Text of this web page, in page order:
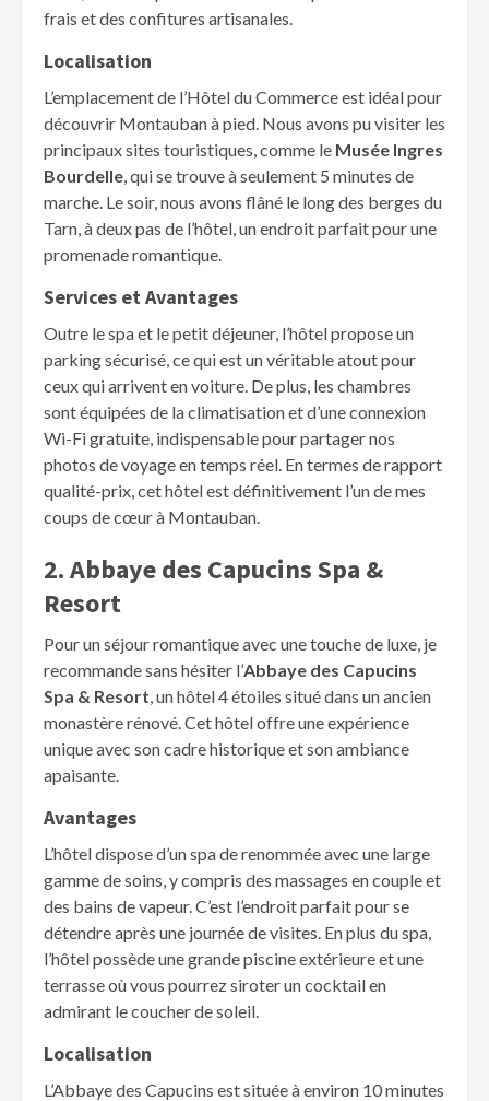
frais et des confitures artisanales.
Localisation
L’emplacement de l’Hôtel du Commerce est idéal pour
découvrir Montauban à pied. Nous avons pu visiter les
principaux sites touristiques, comme le Musée Ingres
Bourdelle, qui se trouve à seulement 5 minutes de
marche. Le soir, nous avons flâné le long des berges du
Tarn, à deux pas de l’hôtel, un endroit parfait pour une
promenade romantique.
Services et Avantages
Outre le spa et le petit déjeuner, l’hôtel propose un
parking sécurisé, ce qui est un véritable atout pour
ceux qui arrivent en voiture. De plus, les chambres
sont équipées de la climatisation et d’une connexion
Wi-Fi gratuite, indispensable pour partager nos
photos de voyage en temps réel. En termes de rapport
qualité-prix, cet hôtel est définitivement l’un de mes
coups de cœur à Montauban.
2. Abbaye des Capucins Spa &
Resort
Pour un séjour romantique avec une touche de luxe, je
recommande sans hésiter l’Abbaye des Capucins
Spa & Resort, un hôtel 4 étoiles situé dans un ancien
monastère rénové. Cet hôtel offre une expérience
unique avec son cadre historique et son ambiance
apaisante.
Avantages
L’hôtel dispose d’un spa de renommée avec une large
gamme de soins, y compris des massages en couple et
des bains de vapeur. C’est l’endroit parfait pour se
détendre après une journée de visites. En plus du spa,
l’hôtel possède une grande piscine extérieure et une
terrasse où vous pourrez siroter un cocktail en
admirant le coucher de soleil.
Localisation
L’Abbaye des Capucins est située à environ 10 minutes